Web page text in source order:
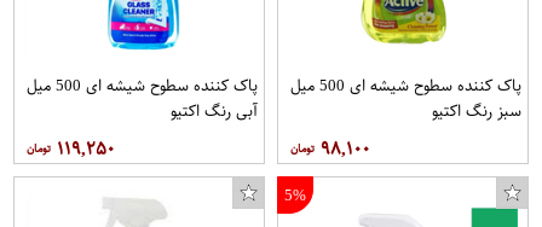
پاک کننده سطوح شیشه ای 500 میل
سبز رنگ اکتیو
۹۸,۱۰۰
پاک کننده سطوح شیشه ای 500 میل
آبی رنگ اکتیو
۱۱۹,۲۵۰
5%